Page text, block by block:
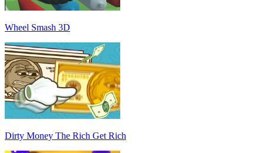
Wheel Smash 3D
Dirty Money The Rich Get Rich